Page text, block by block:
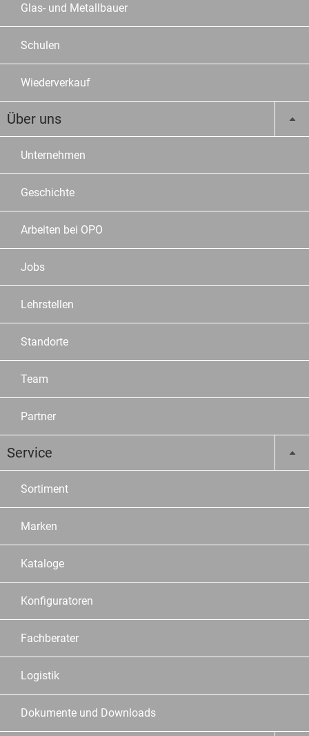
Glas- und Metallbauer
Schulen
Wiederverkauf
Über uns
Unternehmen
Geschichte
Arbeiten bei OPO
Jobs
Lehrstellen
Standorte
Team
Partner
Service
Sortiment
Marken
Kataloge
Konfiguratoren
Fachberater
Logistik
Dokumente und Downloads